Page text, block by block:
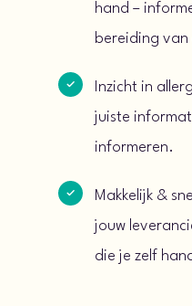
hand –
bereiding van
Inzicht in
juiste
informeren.
Makkelijk &
jouw
die je zelf